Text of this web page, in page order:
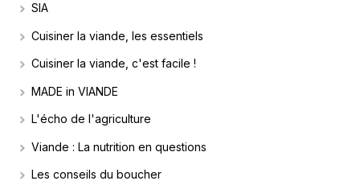
SIA
Cuisiner la viande, les essentiels
Cuisiner la viande, c'est facile !
MADE in VIANDE
L'écho de l'agriculture
Viande : La nutrition en questions
Les conseils du boucher